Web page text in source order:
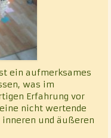
ein aufmerksames
was im
Erfahrung vor
nicht wertende
und äußeren